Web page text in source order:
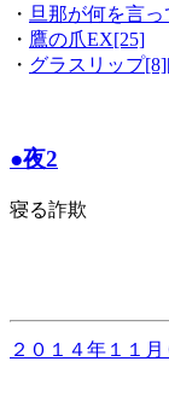
・ 旦那が何を言
・ 鷹の爪EX[25]
・ グラスリップ
●夜2
寝る詐欺
２０１４年１１月